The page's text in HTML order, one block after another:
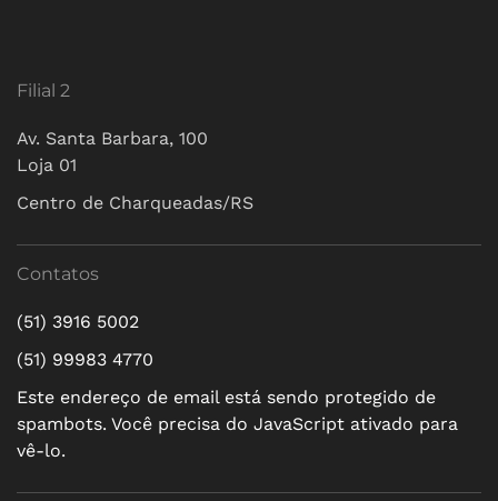
Filial 2
Av. Santa Barbara, 100
Loja 01
Centro de Charqueadas/RS
Contatos
(51) 3916 5002
(51) 99983 4770
Este endereço de email está sendo protegido de
spambots. Você precisa do JavaScript ativado para
vê-lo.